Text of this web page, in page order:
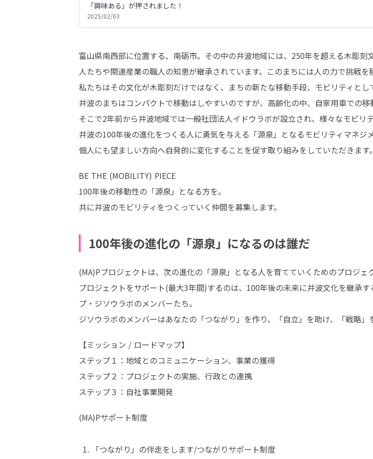
「興味ある」が押されました！
2025/02/03
富山県南西部に位置する、南砺市。その中の井波地域には、250年を超える木彫
人たちや関連産業の職人の知恵が継承されています。このまちには人の力で挑戦を
私たちはその文化が木彫刻だけではなく、まちの新たな移動手段、モビリティとし
井波のまちはコンパクトで移動はしやすいのですが、高齢化の中、自家用車での移
そこで2年前から井波地域では一般社団法人イドウラボが設立され、様々なモビリ
井波の100年後の進化をつくる人に勇気を与える「源泉」となるモビリティマネ
個人にも望ましい方向へ自発的に変化することを促す取り組みをしていただきます。
BE THE (MOBILITY) PIECE
100年後の移動性の「源泉」となる方を。
共に井波のモビリティをつくっていく仲間を募集します。
100年後の進化の「源泉」になるのは誰だ
(MA)Pプロジェクトは、次の進化の「源泉」となる人を育てていくためのプロジェ
プロジェクトをサポート(最大3年間)するのは、100年後の未来に井波文化を継承
プ・ジソウラボのメンバーたち。
ジソウラボのメンバーはあなたの「つながり」を作り、「自立」を助け、「戦略」
【ミッション / ロードマップ】
ステップ１：地域とのコミュニケーション、事業の獲得
ステップ２：プロジェクトの実施、行政との連携
ステップ３：自社事業開発
(MA)Pサポート制度
「つながり」の伴走をします/つながりサポート制度